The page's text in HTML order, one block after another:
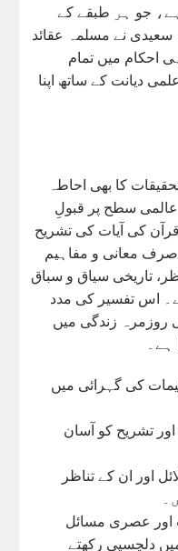
جو ہر طبقے کے
نے مسلمہ عقائد
احکام میں تمام
دیانت کے ساتھ اپنا
کا بھی احاطہ
سطح پر قبولِ
کی آیات کی تشریح
معانی و مفاہیم
تاریخی سیاق و سباق
اس تفسیر کی مدد
روزمرہ زندگی میں
ہے۔
کی گہرائی میں
تشریح کو آسان
اور ان کے تناظر
اور عصری مسائل
دلچسپی رکھتے